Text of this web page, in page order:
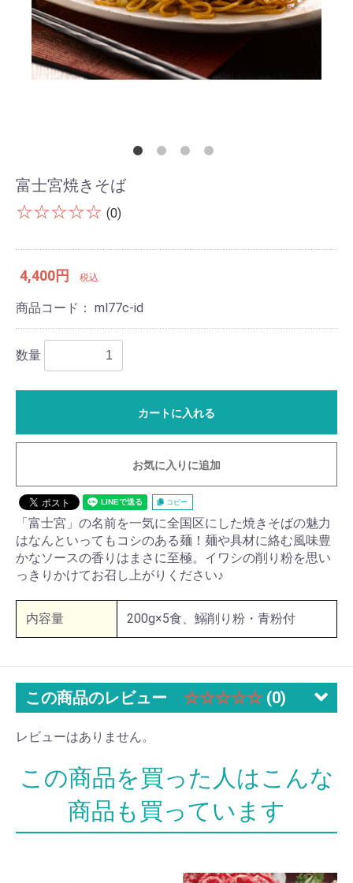
富士宮焼きそば
☆☆☆☆☆ (0)
4,400円 税込
商品コード： ml77c-id
数量
カートに入れる
お気に入りに追加
コピー
「富士宮」の名前を一気に全国区にした焼きそばの魅力
はなんといってもコシのある麺！麺や具材に絡む風味豊
かなソースの香りはまさに至極。イワシの削り粉を思い
っきりかけてお召し上がりください♪
内容量 200g×5食、鰯削り粉・青粉付
この商品のレビュー ☆☆☆☆☆ (0)
レビューはありません。